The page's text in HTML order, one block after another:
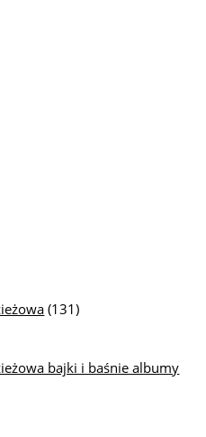
(131)
bajki i baśnie albumy